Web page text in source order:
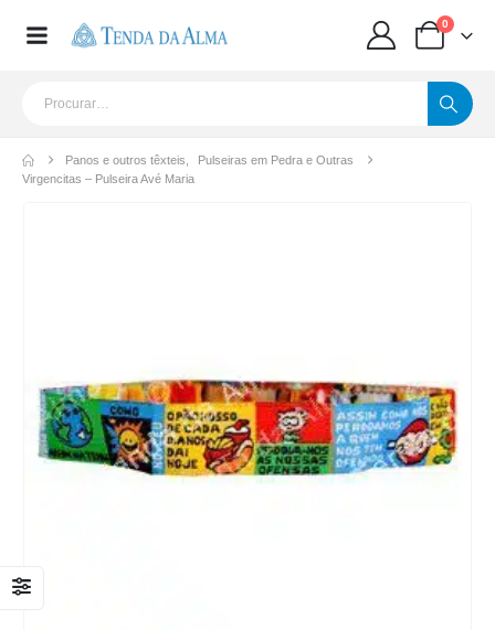
0
Panos e outros têxteis
Pulseiras em Pedra e Outras
Virgencitas – Pulseira Avé Maria